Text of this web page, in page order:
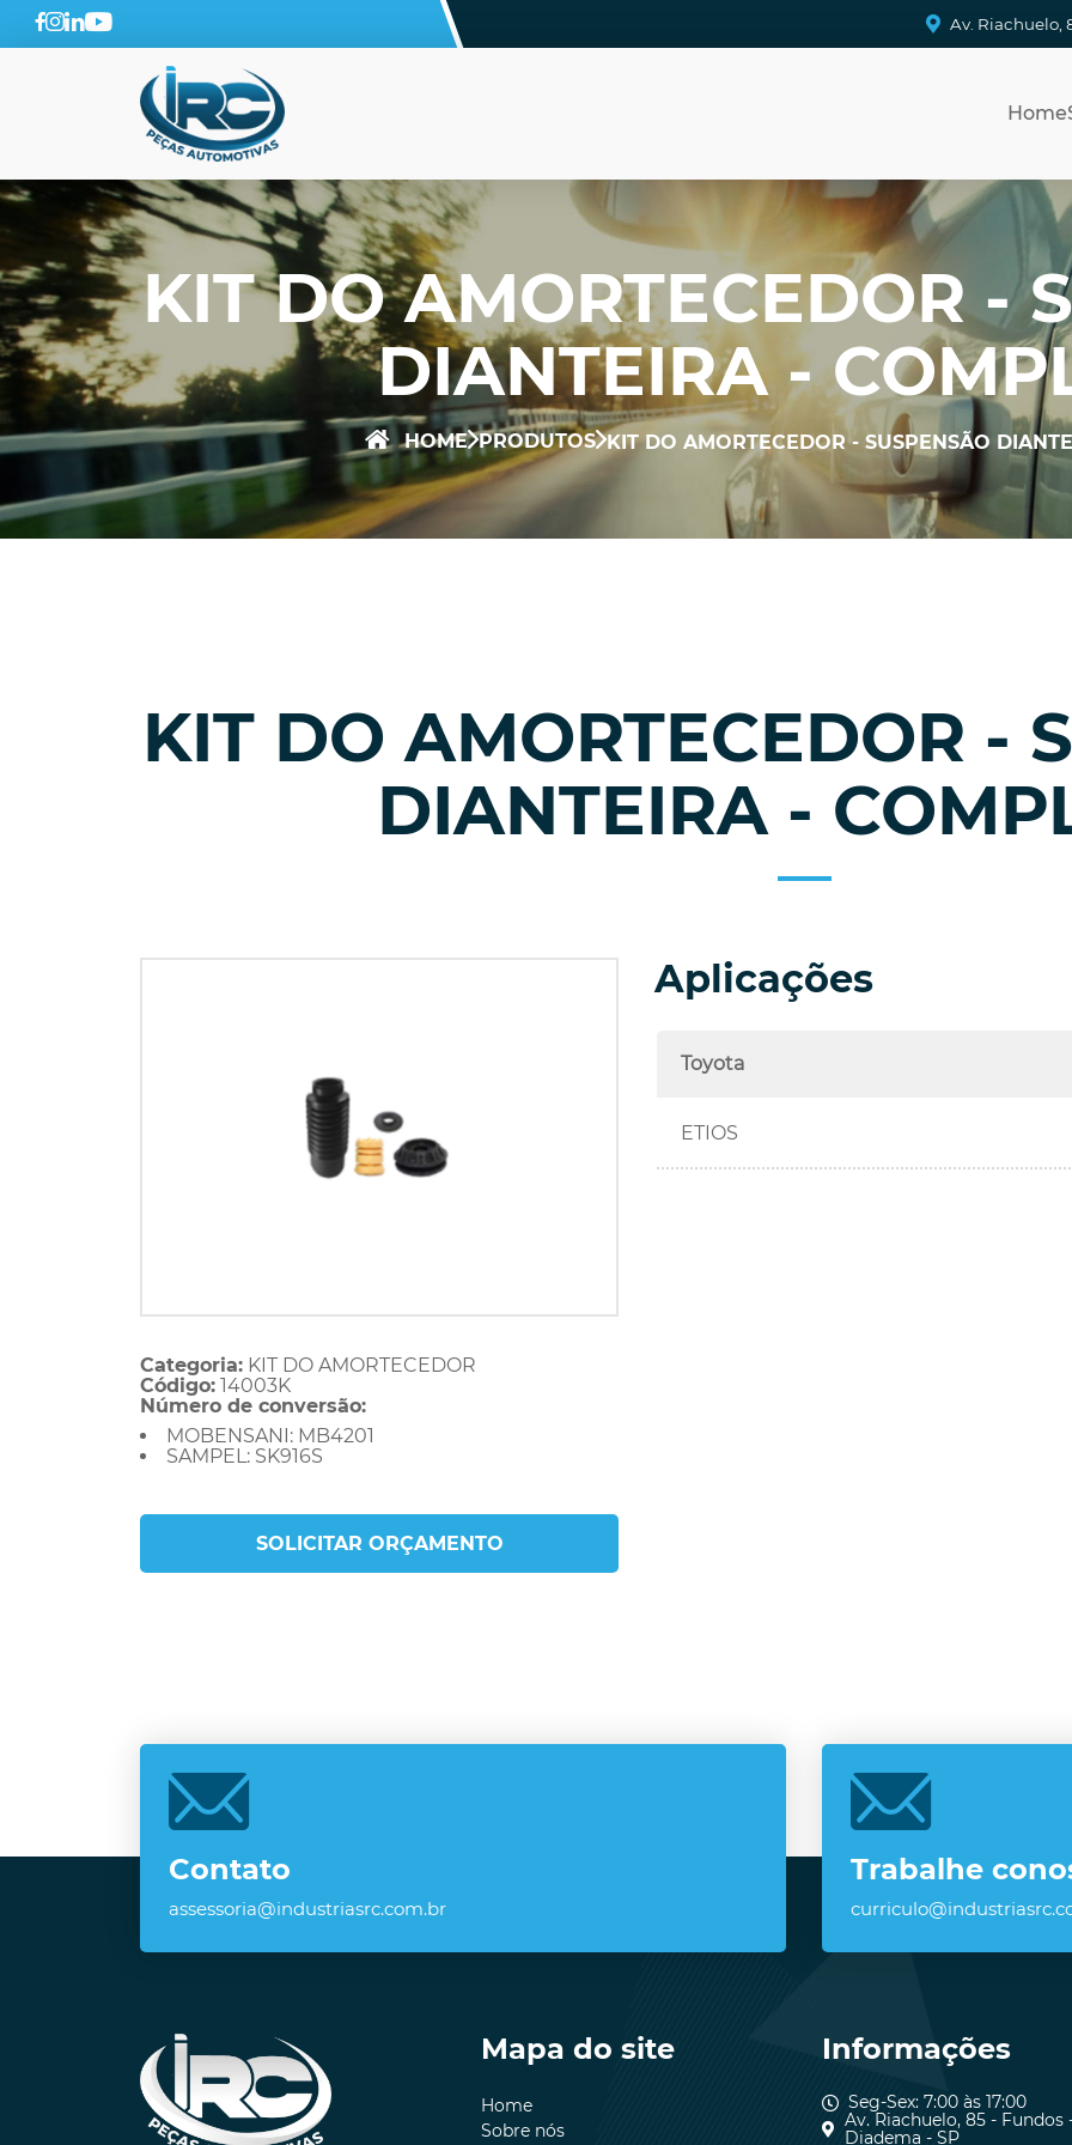
Av. Riachuelo,
Home
KIT DO AMORTECEDOR -
DIANTEIRA -
HOME PRODUTOS KIT DO AMORTECEDOR - SUSPENSÃO
KIT DO AMORTECEDOR -
DIANTEIRA -
Categoria: KIT DO AMORTECEDOR
Código: 14003K
Número de conversão:
MOBENSANI: MB4201
SAMPEL: SK916S
SOLICITAR ORÇAMENTO
Aplicações
Toyota
ETIOS
Contato
assessoria@industriasrc.com.br
Trabalhe
Mapa do site
Home
Sobre nós
Informações
Seg-Sex: 7:00 às 17:00
Av. Riachuelo, 85 - Fundos
Diadema - SP